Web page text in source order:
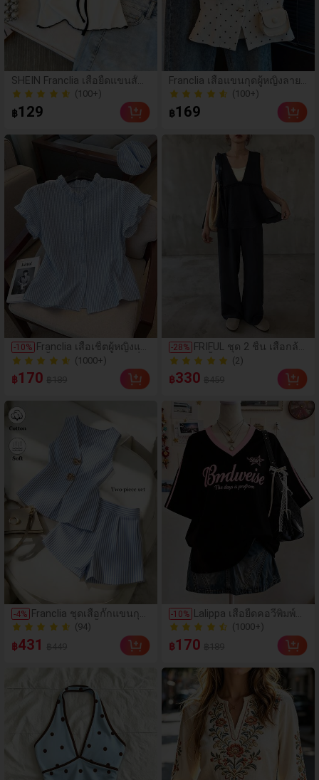
SHEIN Franclia เสื้อยืดแขนสั้นผู
กโบว์หรูหรามาใหม่สำหรับผู้หญิ
(100+)
800+ ขายแล้ว
800+ ขายแล้ว
฿129
-10% Franclia เสื้อเชิ้ตผู้หญิงแข
นสั้นคอระบายกระดุมเดี่ย
วลายทาง
(1000+)
600+ ขายแล้ว
600+ ขายแล้ว
฿170
-4% Franclia ชุดเสื้อกั๊กแขนกุด
คอวีลายทางสีน้ำเงินและข
าวและกางเกงขาสั้นเอวสูง
2 ชิ้น, ชุดลำลอง 2 ชิ้นสำห
งเกงขาสั้น, ชุดลำลองลายท
าง 2 ชิ้นสำหรับฤดูร้อน, ชุด
ลายทางสีน้ำเงินและขาว 2
ชิ้น, ชุดหรูหรา 2 ชิ้นสำหรับ
ผู้หญิง, ชุดลำลองสำหรับเดิ
นทาง, ชุดฤดูร้อนสำหรับผู้ห
ญิง, ชุด 2 ชิ้น, ชุดสีน้ำเงิน
สำหรับผู้หญิง, ชุดสีขาวสำห
(94)
200+ ขายแล้ว
200+ ขายแล้ว
฿431
Franclia เสื้อแขนกุดผู้หญิงลายจุ
ดสไตล์ลำลอง สำหรับฤดูร้อน วั
นหยุด และใส่ไปทำงาน
(100+)
100+ ขายแล้ว
100+ ขายแล้ว
฿169
-28% FRIFUL ชุด 2 ชิ้น เสื้อกล้า
มสีพื้นแบบเลเยอร์พร้อมช
ายระบายและกางเกงขาย
าวทรงตรงสำหรับผู้หญิง
(2)
฿330
-10% Lalippa เสื้อยืดคอวีพิมพ์ลา
ยตัวอักษรและตัวเลข, แฟ
ชั่นและมินิมอล, ของขวัญ
สำหรับเพื่อน
(1000+)
400+ ขายแล้ว
400+ ขายแล้ว
฿170